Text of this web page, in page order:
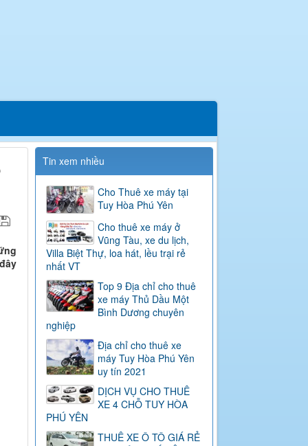
Tin xem nhiều
Cho Thuê xe máy tại
Tuy Hòa Phú Yên
Cho thuê xe máy ở
Vũng Tàu, xe du lịch,
Villa Biệt Thự, loa hát, lều trại rẻ
nhất VT
Top 9 Địa chỉ cho thuê
xe máy Thủ Dầu Một
Bình Dương chuyên
nghiệp
Địa chỉ cho thuê xe
máy Tuy Hòa Phú Yên
uy tín 2021
DỊCH VỤ CHO THUÊ
XE 4 CHỖ TUY HÒA
PHÚ YÊN
THUÊ XE Ô TÔ GIÁ RẺ